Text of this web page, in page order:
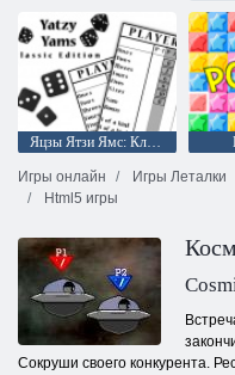
Яцзы Ятзи Ямс: Классическая версия
Игры онлайн
Игры Леталки
Html5 игры
Сокруши своего конкурента.